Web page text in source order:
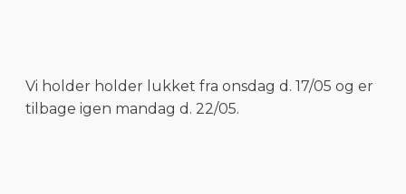
Vi holder holder lukket fra onsdag d. 17/05 og er
tilbage igen mandag d. 22/05.